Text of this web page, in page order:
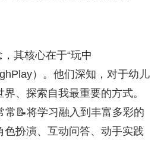
其核心在于“玩中
）。他们深知，对于幼儿
、探索自我最重要的方式。
常📝将学习融入到丰富多彩的
色扮演、互动问答、动手实践